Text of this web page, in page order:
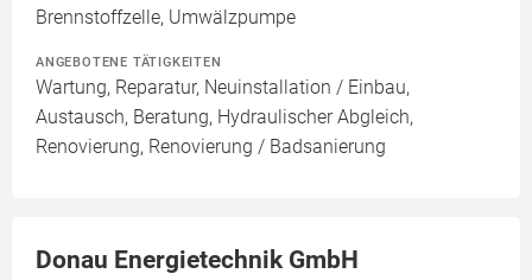
Brennstoffzelle, Umwälzpumpe
ANGEBOTENE TÄTIGKEITEN
Wartung, Reparatur, Neuinstallation / Einbau,
Austausch, Beratung, Hydraulischer Abgleich,
Renovierung, Renovierung / Badsanierung
Donau Energietechnik GmbH